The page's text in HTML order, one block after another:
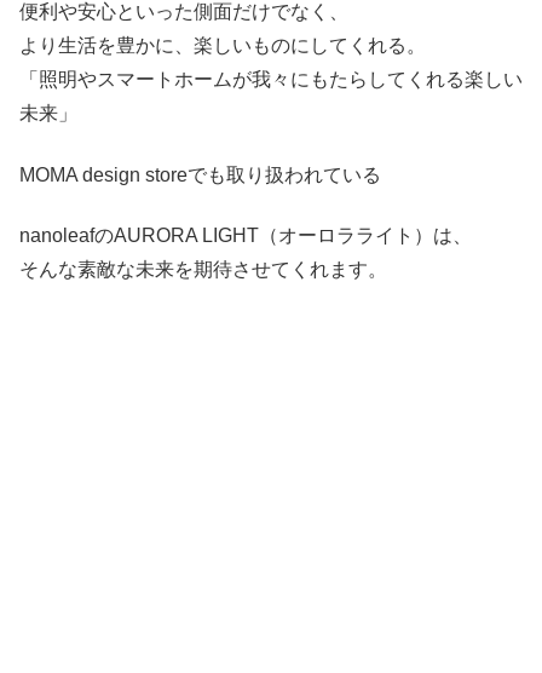
便利や安心といった側面だけでなく、
より生活を豊かに、楽しいものにしてくれる。
「照明やスマートホームが我々にもたらしてくれる楽しい
未来」
MOMA design storeでも取り扱われている
nanoleafのAURORA LIGHT（オーロラライト）は、
そんな素敵な未来を期待させてくれます。